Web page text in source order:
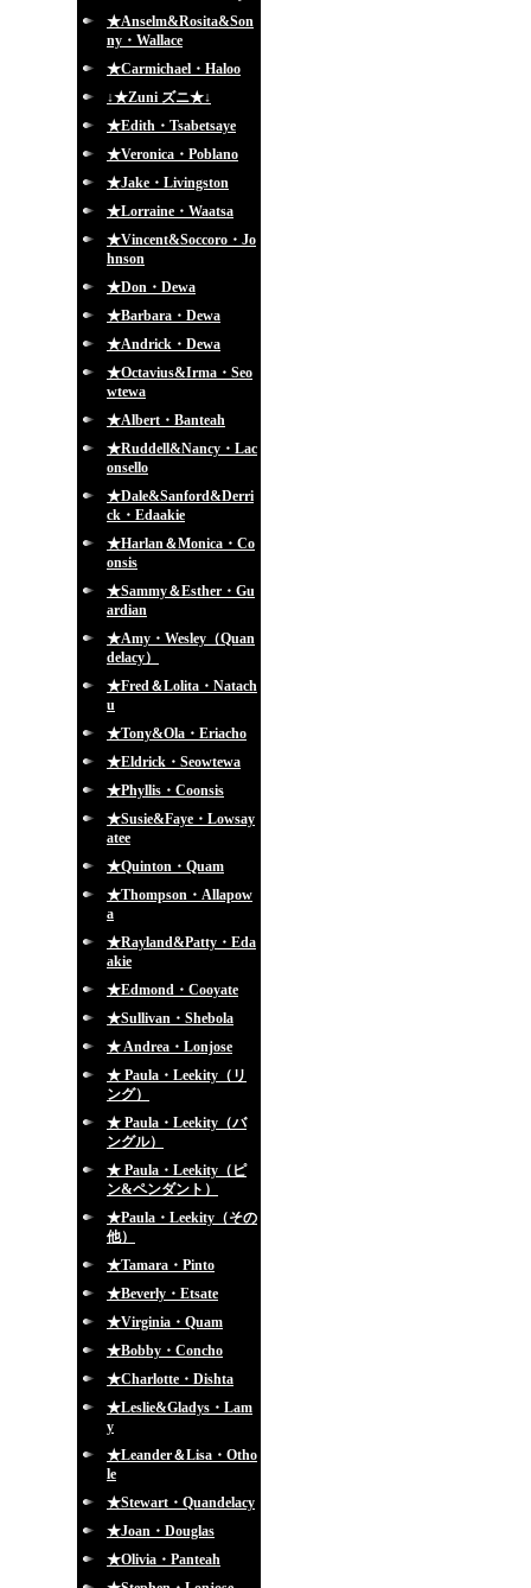
★Anselm&Rosita&Son
ny・Wallace
★Carmichael・Haloo
↓★Zuni ズニ★↓
★Edith・Tsabetsaye
★Veronica・Poblano
★Jake・Livingston
★Lorraine・Waatsa
★Vincent&Soccoro・Jo
hnson
★Don・Dewa
★Barbara・Dewa
★Andrick・Dewa
★Octavius&Irma・Seo
wtewa
★Albert・Banteah
★Ruddell&Nancy・Lac
onsello
★Dale&Sanford&Derri
ck・Edaakie
★Harlan＆Monica・Co
onsis
★Sammy＆Esther・Gu
ardian
★Amy・Wesley（Quan
delacy）
★Fred＆Lolita・Natach
u
★Tony&Ola・Eriacho
★Eldrick・Seowtewa
★Phyllis・Coonsis
★Susie&Faye・Lowsay
atee
★Quinton・Quam
★Thompson・Allapow
a
★Rayland&Patty・Eda
akie
★Edmond・Cooyate
★Sullivan・Shebola
★ Andrea・Lonjose
★ Paula・Leekity（リ
ング）
★ Paula・Leekity（バ
ングル）
★ Paula・Leekity（ピ
ン&ペンダント）
★Paula・Leekity（その
他）
★Tamara・Pinto
★Beverly・Etsate
★Virginia・Quam
★Bobby・Concho
★Charlotte・Dishta
★Leslie&Gladys・Lam
y
★Leander＆Lisa・Otho
le
★Stewart・Quandelacy
★Joan・Douglas
★Olivia・Panteah